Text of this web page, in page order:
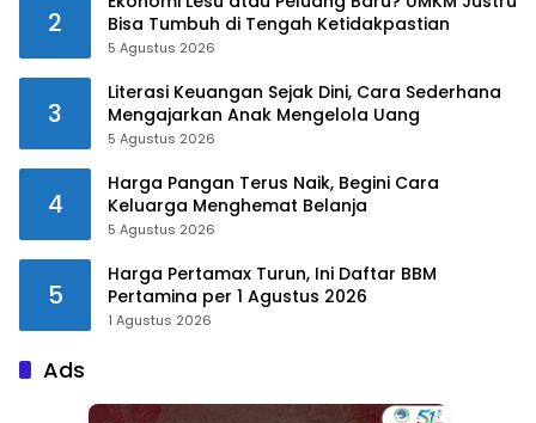
2
Bisa Tumbuh di Tengah Ketidakpastian
5 Agustus 2026
3
Literasi Keuangan Sejak Dini, Cara Sederhana
Mengajarkan Anak Mengelola Uang
5 Agustus 2026
4
Harga Pangan Terus Naik, Begini Cara
Keluarga Menghemat Belanja
5 Agustus 2026
5
Harga Pertamax Turun, Ini Daftar BBM
Pertamina per 1 Agustus 2026
1 Agustus 2026
Ads